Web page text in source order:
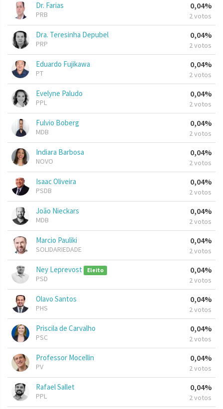
Dr. Farias
PRB
0,04%
2 votos
Dra. Teresinha Depubel
PRP
0,04%
2 votos
Eduardo Fujikawa
PT
0,04%
2 votos
Evelyne Paludo
PPL
0,04%
2 votos
Fulvio Boberg
MDB
0,04%
2 votos
Indiara Barbosa
NOVO
0,04%
2 votos
Isaac Oliveira
PSDB
0,04%
2 votos
João Nieckars
MDB
0,04%
2 votos
Marcio Pauliki
SOLIDARIEDADE
0,04%
2 votos
Ney Leprevost Eleito
PSD
0,04%
2 votos
Olavo Santos
PHS
0,04%
2 votos
Priscila de Carvalho
PSC
0,04%
2 votos
Professor Mocellin
PV
0,04%
2 votos
Rafael Sallet
PPL
0,04%
2 votos